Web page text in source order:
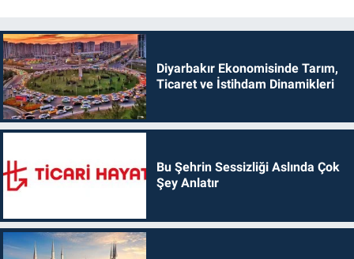
Diyarbakır Ekonomisinde Tarım,
Ticaret ve İstihdam Dinamikleri
Bu Şehrin Sessizliği Aslında Çok
Şey Anlatır